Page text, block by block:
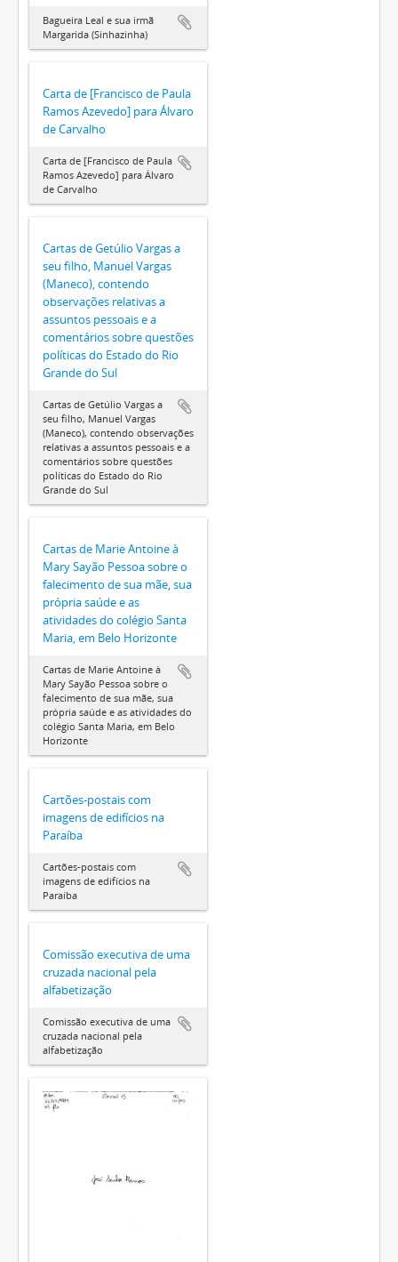
Bagueira Leal e sua irmã
Margarida (Sinhazinha)
Carta de [Francisco de Paula
Ramos Azevedo] para Álvaro
de Carvalho
Carta de [Francisco de Paula
Ramos Azevedo] para Álvaro
de Carvalho
Cartas de Getúlio Vargas a
seu filho, Manuel Vargas
(Maneco), contendo
observações relativas a
assuntos pessoais e a
comentários sobre questões
políticas do Estado do Rio
Grande do Sul
Cartas de Getúlio Vargas a
seu filho, Manuel Vargas
(Maneco), contendo observações
relativas a assuntos pessoais e a
comentários sobre questões
políticas do Estado do Rio
Grande do Sul
Cartas de Marie Antoine à
Mary Sayão Pessoa sobre o
falecimento de sua mãe, sua
própria saúde e as
atividades do colégio Santa
Maria, em Belo Horizonte
Cartas de Marie Antoine à
Mary Sayão Pessoa sobre o
falecimento de sua mãe, sua
própria saúde e as atividades do
colégio Santa Maria, em Belo
Horizonte
Cartões-postais com
imagens de edifícios na
Paraíba
Cartões-postais com
imagens de edifícios na
Paraíba
Comissão executiva de uma
cruzada nacional pela
alfabetização
Comissão executiva de uma
cruzada nacional pela
alfabetização